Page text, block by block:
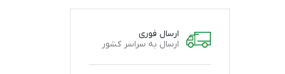
ارسال فوری
ارسال به سراسر کشور